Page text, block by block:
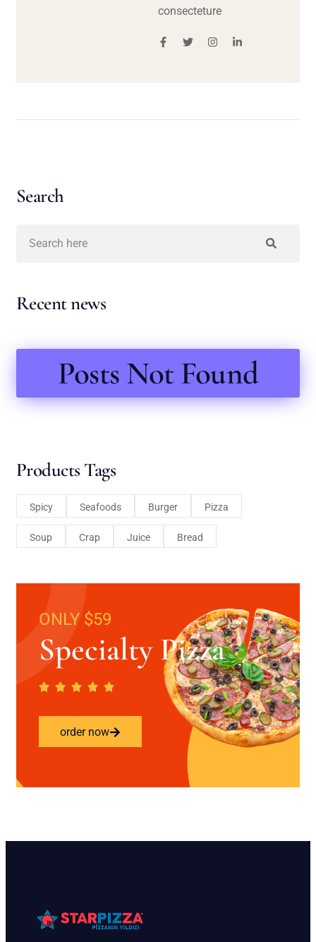
consecteture
Search
Recent news
Posts Not Found
Products Tags
Spicy Seafoods Burger Pizza
Soup Crap Juice Bread
ONLY $59
Specialty Pizza
order now